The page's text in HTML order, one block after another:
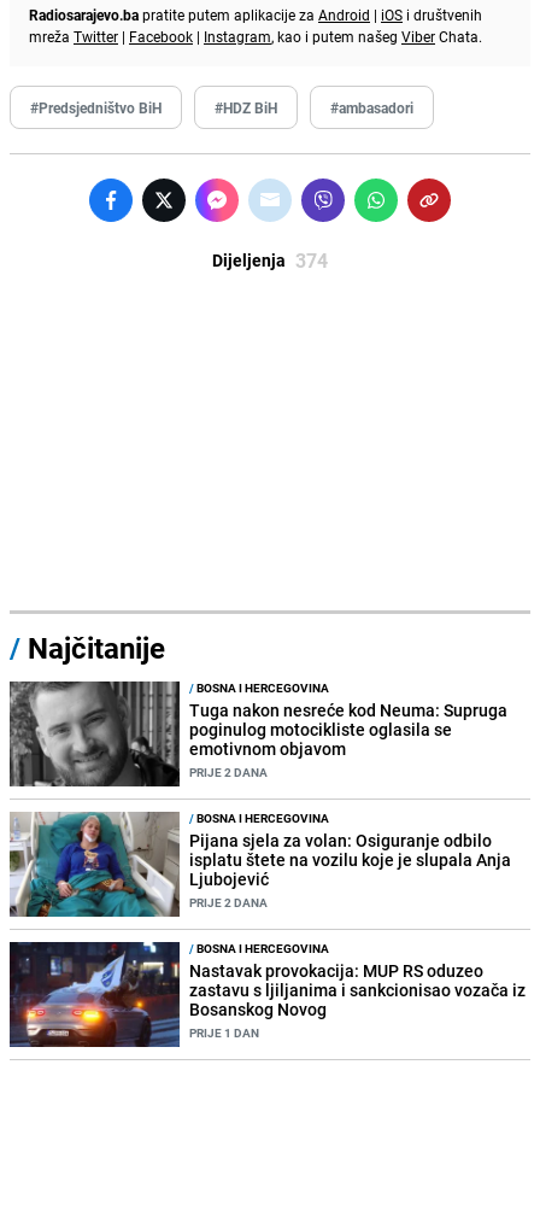
Radiosarajevo.bapratite putem aplikacije za Android | iOS i društvenih
mreža Twitter | Facebook | Instagram, kao i putem našeg ViberChata.
#Predsjedništvo BiH #HDZ BiH #ambasadori
Dijeljenja 374
/ Najčitanije
/BOSNA I HERCEGOVINA
Tuga nakon nesreće kod Neuma: Supruga
poginulog motocikliste oglasila se
emotivnom objavom
PRIJE 2 DANA
/BOSNA I HERCEGOVINA
Pijana sjela za volan: Osiguranje odbilo
isplatu štete na vozilu koje je slupala Anja
Ljubojević
PRIJE 2 DANA
/BOSNA I HERCEGOVINA
Nastavak provokacija: MUP RS oduzeo
zastavu s ljiljanima i sankcionisao vozača iz
Bosanskog Novog
PRIJE 1 DAN